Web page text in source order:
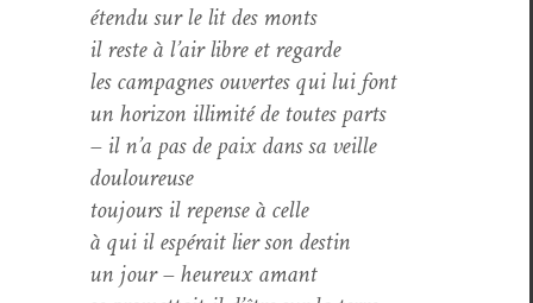
éten­du sur le lit des monts
il reste à l’air libre et regarde
les cam­pagnes ouvertes qui lui font
un hori­zon illim­ité de toutes parts
– il n’a pas de paix dans sa veille
douloureuse
tou­jours il repense à celle
à qui il espérait lier son destin
un jour – heureux amant